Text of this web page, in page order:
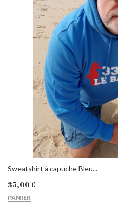
Sweatshirt à capuche Bleu...
35,00 €
PANIER